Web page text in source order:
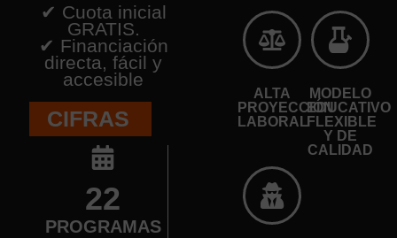
✔ Cuota inicial
GRATIS.
✔ Financiación
directa, fácil y
accesible
CIFRAS
22
PROGRAMAS
ALTA
PROYECCIÓN
LABORAL
MODELO
EDUCATIVO
FLEXIBLE
Y DE
CALIDAD